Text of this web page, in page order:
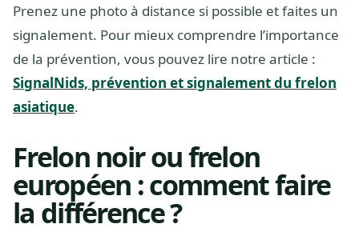
Prenez une photo à distance si possible et faites un
signalement. Pour mieux comprendre l’importance
de la prévention, vous pouvez lire notre article :
SignalNids, prévention et signalement du frelon
asiatique.
Frelon noir ou frelon
européen : comment faire
la différence ?